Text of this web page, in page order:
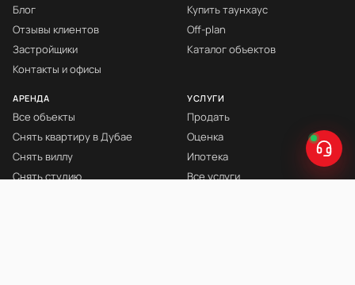
Блог
Отзывы клиентов
Застройщики
Контакты и офисы
Купить таунхаус
Off-plan
Каталог объектов
АРЕНДА
Все объекты
Снять квартиру в Дубае
Снять виллу
Снять студию
УСЛУГИ
Продать
Оценка
Ипотека
Все услуги